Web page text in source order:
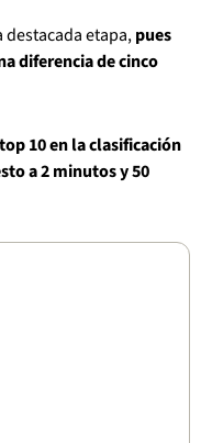
etapa,pues
diferencia de cinco
top 10 en la clasificación
a 2 minutos y 50